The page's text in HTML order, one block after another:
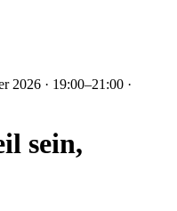
2026 · 19:00–21:00 ·
sein,